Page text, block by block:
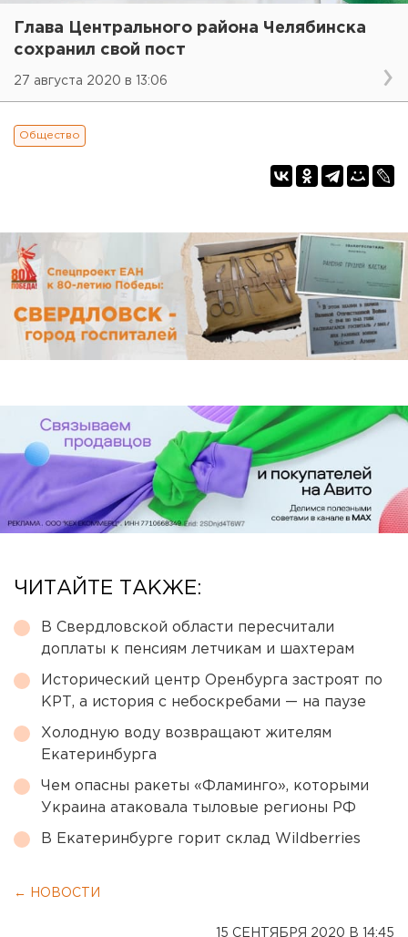
Глава Центрального района Челябинска
сохранил свой пост
27 августа 2020 в 13:06
Общество
ЧИТАЙТЕ ТАКЖЕ:
В Свердловской области пересчитали
доплаты к пенсиям летчикам и шахтерам
Исторический центр Оренбурга застроят по
КРТ, а история с небоскребами — на паузе
Холодную воду возвращают жителям
Екатеринбурга
Чем опасны ракеты «Фламинго», которыми
Украина атаковала тыловые регионы РФ
В Екатеринбурге горит склад Wildberries
← НОВОСТИ
15 СЕНТЯБРЯ 2020 В 14:45